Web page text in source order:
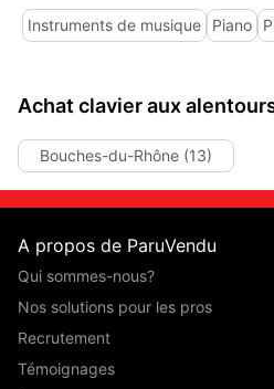
Instruments de musique Piano
Achat clavier aux
Bouches-du-Rhône (13)
A propos de ParuVendu
Qui sommes-nous?
Nos solutions pour les pros
Recrutement
Témoignages